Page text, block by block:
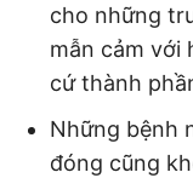
cho những
mẫn cảm với
cứ thành
Những bệnh
đóng cũng